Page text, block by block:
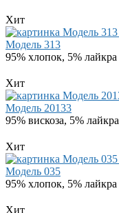
Хит
Модель 313
95% хлопок, 5% лайкра
Хит
Модель 20133
95% вискоза, 5% лайкра
Хит
Модель 035
95% хлопок, 5% лайкра
Хит